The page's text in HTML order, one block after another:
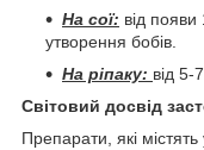
На сої: від появи
утворення бобів.
На ріпаку: від 5-
Світовий досвід
Препарати, які